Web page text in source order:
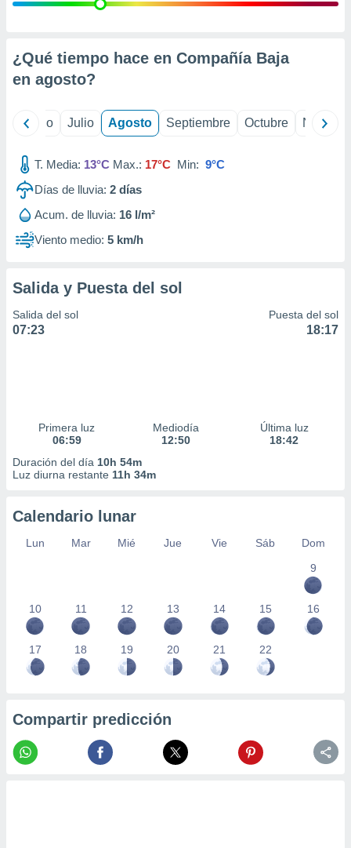
e
mediante
de
1199
¿Qué tiempo hace en Compañía Baja
en agosto?
Junio Julio Agosto Septiembre Octubre
T. Media: 13°C Max.: 17°C Min: 9°C
Días de lluvia: 2 días
Acum. de lluvia: 16 l/m²
Viento medio: 5 km/h
Salida y Puesta del sol
Salida del sol
07:23
Puesta del sol
18:17
Primera luz
06:59
Mediodía
12:50
Última luz
18:42
Duración del día 10h 54m
Luz diurna restante 11h 34m
Calendario lunar
Lun Mar Mié Jue Vie Sáb
Dom
9
10 11 12 13 14 15 16
17 18 19 20 21 22
Compartir predicción